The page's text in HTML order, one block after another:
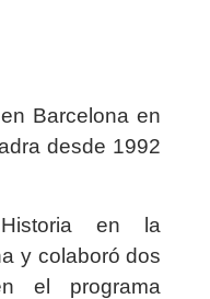
Barcelona en
desde 1992
en la
y colaboró dos
el programa